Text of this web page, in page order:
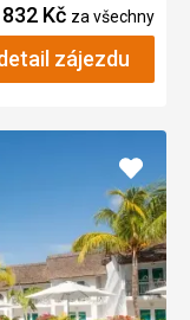
Kč za všechny
zájezdu
Přidat
do